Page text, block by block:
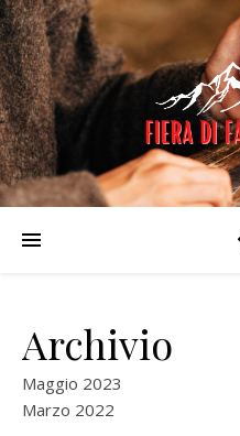
Archivio
Maggio 2023
Marzo 2022